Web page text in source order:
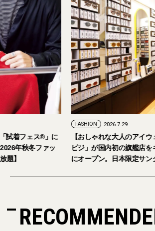
試着フェス®︎」に
年秋冬ファッ
題】
FASHION 2026.7.29
【おしゃれな大人のアイ
ピジ」が国内初の旗艦店を
にオープン。日本限定サン